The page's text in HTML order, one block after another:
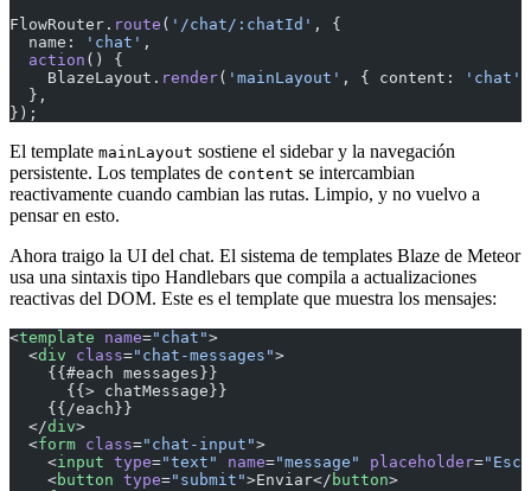
FlowRouter. route ( '/chat/:chatId' , {
  name:
'chat' ,
  action
() {
    BlazeLayout.
render( 'mainLayout' , { content: 'chat'
  },
});
El template mainLayout sostiene el sidebar y la navegación
persistente. Los templates de content se intercambian
reactivamente cuando cambian las rutas. Limpio, y no vuelvo a
pensar en esto.
Ahora traigo la UI del chat. El sistema de templates Blaze de Meteor
usa una sintaxis tipo Handlebars que compila a actualizaciones
reactivas del DOM. Este es el template que muestra los mensajes:
<template name="chat">
  <
div class="chat-messages">
    {{#each messages}}
      {{> chatMessage}}
    {{/each}}
  </
div>
  <
form class="chat-input">
    <
input type="text" name="message" placeholder=
    <
button type="submit">Enviar</ button>